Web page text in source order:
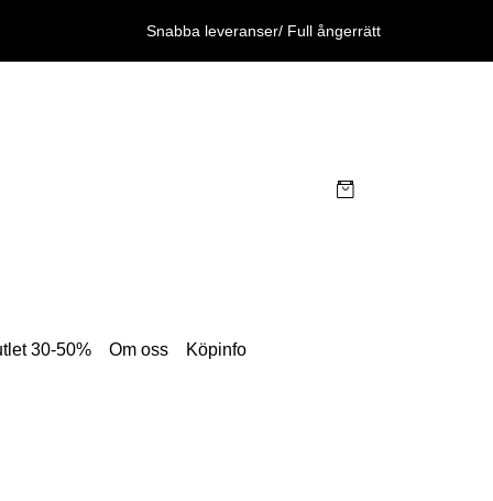
Snabba leveranser/ Full ångerrätt
30-50% Om oss Köpinfo